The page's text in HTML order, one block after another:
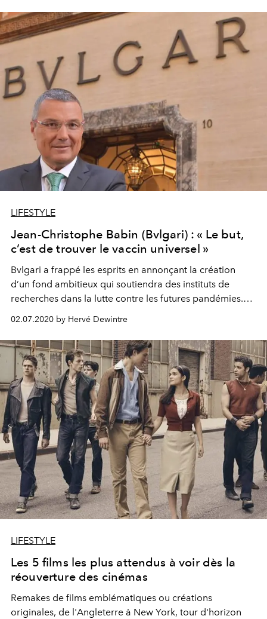
sur lequel il régna pendant près de 30 ans durant son
âge d’or. Décryptage d’une véritable œuvre d’art.
LIFESTYLE
Jean-Christophe Babin (Bvlgari) : « Le but,
c’est de trouver le vaccin universel »
Bvlgari a frappé les esprits en annonçant la création
d’un fond ambitieux qui soutiendra des instituts de
recherches dans la lutte contre les futures pandémies.
Entretien avec Jean-Christophe Babin, président du
joaillier romain, qui détaille sa vision de la responsabilité
sociale des entreprises et du luxe de demain.
02.07.2020 by Hervé Dewintre
LIFESTYLE
Les 5 films les plus attendus à voir dès la
réouverture des cinémas
Remakes de films emblématiques ou créations
originales, de l'Angleterre à New York, tour d'horizon